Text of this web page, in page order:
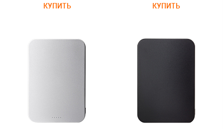
КУПИТЬ КУПИТЬ